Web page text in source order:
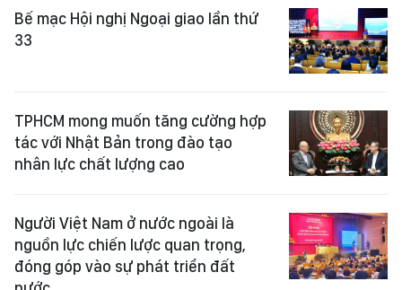
Bế mạc Hội nghị Ngoại giao lần thứ
33
TPHCM mong muốn tăng cường hợp
tác với Nhật Bản trong đào tạo
nhân lực chất lượng cao
Người Việt Nam ở nước ngoài là
nguồn lực chiến lược quan trọng,
đóng góp vào sự phát triển đất